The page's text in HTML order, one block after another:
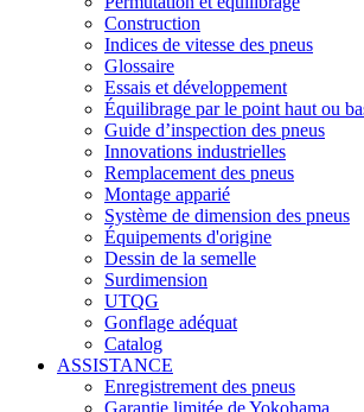
Construction
Indices de vitesse des pneus
Glossaire
Essais et développement
Équilibrage par le point haut ou
Guide d’inspection des pneus
Innovations industrielles
Remplacement des pneus
Montage apparié
Système de dimension des pneus
Équipements d'origine
Dessin de la semelle
Surdimension
UTQG
Gonflage adéquat
Catalog
ASSISTANCE
Enregistrement des pneus